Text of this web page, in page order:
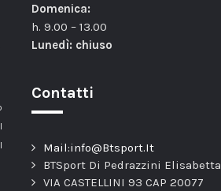
Domenica:
h. 9.00 – 13.00
Lunedì: chiuso
Contatti
Mail:info@Btsport.It
BTSport Di Pedrazzini Elisabetta
VIA CASTELLINI 93 CAP 20077